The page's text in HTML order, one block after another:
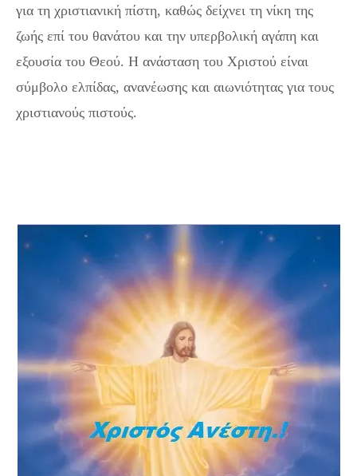
για τη χριστιανική πίστη, καθώς δείχνει τη νίκη της
ζωής επί του θανάτου και την υπερβολική αγάπη και
εξουσία του Θεού. Η ανάσταση του Χριστού είναι
σύμβολο ελπίδας, ανανέωσης και αιωνιότητας για τους
χριστιανούς πιστούς.